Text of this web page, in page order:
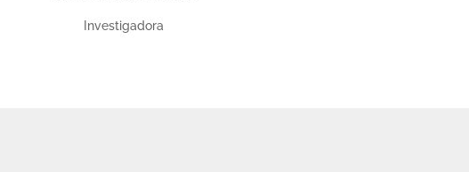
Investigadora